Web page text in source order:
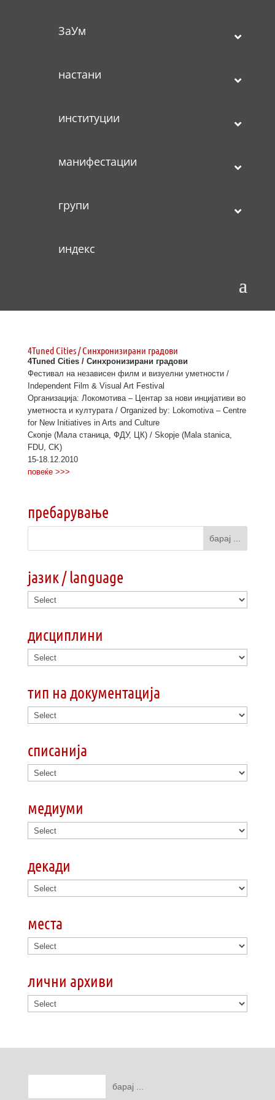
ЗаУм
настани
институции
манифестации
групи
индекс
4Tuned Cities / Синхронизирани градови
4Tuned Cities / Синхронизирани градови
Фестивал на независен филм и визуелни уметности /
Independent Film & Visual Art Festival
Организација: Локомотива – Центар за нови инцијативи во
уметноста и културата / Organized by: Lokomotiva – Centre
for New Initiatives in Arts and Culture
Скопје (Мала станица, ФДУ, ЦК) / Skopje (Mala stanica,
FDU, CK)
15-18.12.2010
повеќе >>>
пребарување
јазик / language
дисциплини
тип на документација
списанија
медиуми
декади
места
лични архиви